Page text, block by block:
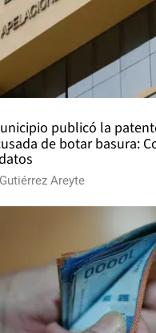
publicó la
de botar basura:
Areyte